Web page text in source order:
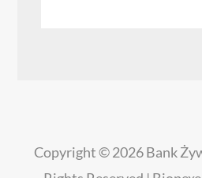
Copyright © 2026Bank